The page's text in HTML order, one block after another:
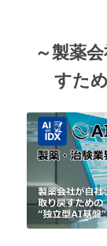
～製薬
すた